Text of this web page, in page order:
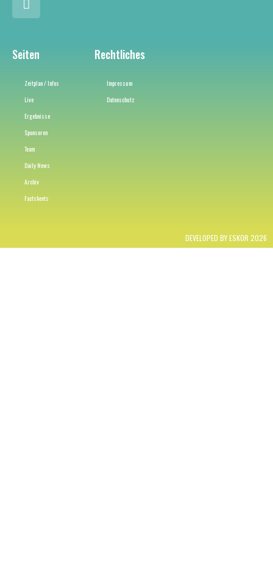
Seiten
Zeitplan / Infos
Live
Ergebnisse
Sponsoren
Team
Daily News
Archiv
Factsheets
Rechtliches
Impressum
Datenschutz
DEVELOPED BY ESKOR 2026